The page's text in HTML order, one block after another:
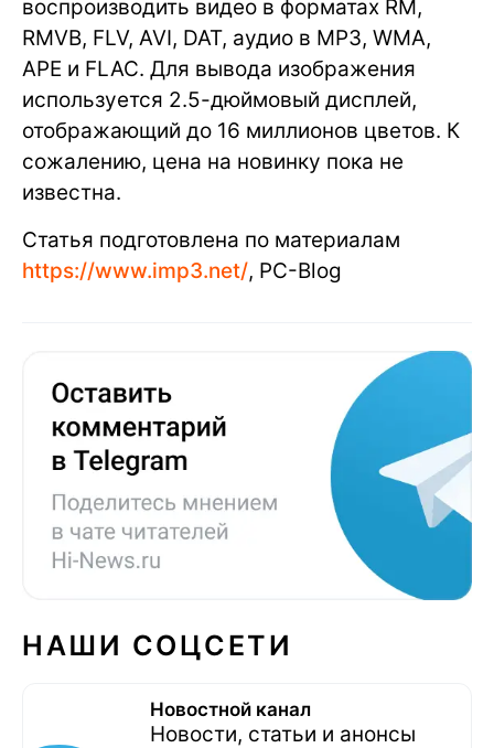
воспроизводить видео в форматах RM,
RMVB, FLV, AVI, DAT, аудио в MP3, WMA,
APE и FLAC. Для вывода изображения
используется 2.5-дюймовый дисплей,
отображающий до 16 миллионов цветов. К
сожалению, цена на новинку пока не
известна.
Статья подготовлена по материалам
https://www.imp3.net/, PC-Blog
НАШИ СОЦСЕТИ
Новостной канал
Новости, статьи и анонсы